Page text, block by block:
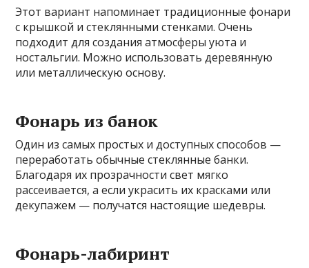
Этот вариант напоминает традиционные фонари
с крышкой и стеклянными стенками. Очень
подходит для создания атмосферы уюта и
ностальгии. Можно использовать деревянную
или металлическую основу.
Фонарь из банок
Один из самых простых и доступных способов —
переработать обычные стеклянные банки.
Благодаря их прозрачности свет мягко
рассеивается, а если украсить их красками или
декупажем — получатся настоящие шедевры.
Фонарь-лабиринт